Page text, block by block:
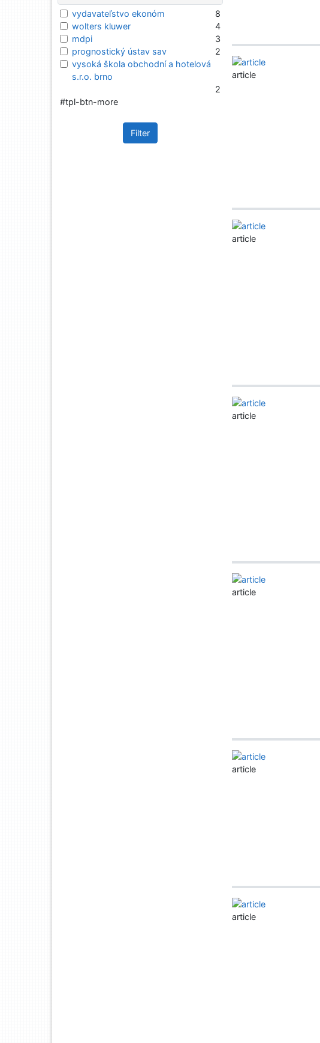
article
article
article
article
article
article
vydavateľstvo ekonóm
8
wolters kluwer
4
mdpi
3
prognostický ústav sav
2
vysoká škola obchodní a hotelová
s.r.o. brno
2
#tpl-btn-more
Filter